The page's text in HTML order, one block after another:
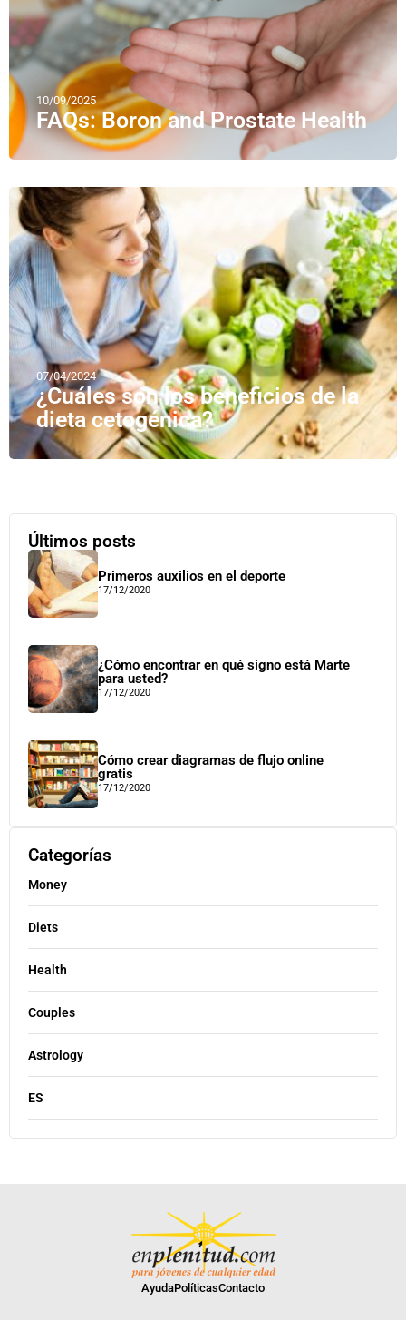
10/09/2025
FAQs: Boron and Prostate Health
07/04/2024
¿Cuáles son los beneficios de la
dieta cetogénica?
Últimos posts
Primeros auxilios en el deporte
17/12/2020
¿Cómo encontrar en qué signo está Marte
para usted?
17/12/2020
Cómo crear diagramas de flujo online
gratis
17/12/2020
Categorías
Money
Diets
Health
Couples
Astrology
ES
AyudaPolíticasContacto